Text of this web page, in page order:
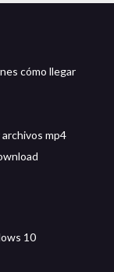
cómo llegar
mp4
10